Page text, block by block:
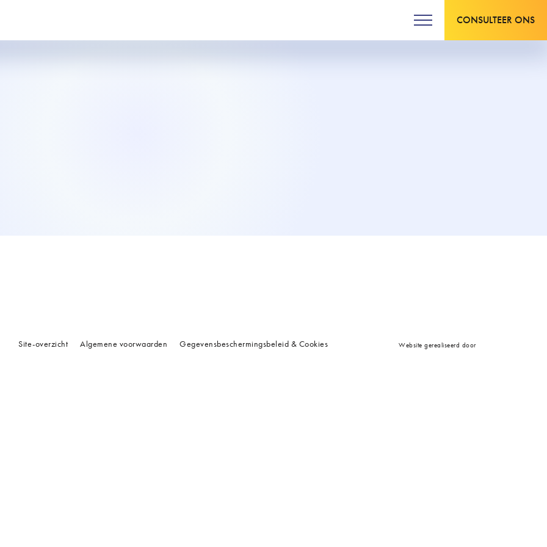
CONSULTEER ONS
Site-overzicht Algemene voorwaarden Gegevensbeschermingsbeleid & Cookies Website gerealiseerd door